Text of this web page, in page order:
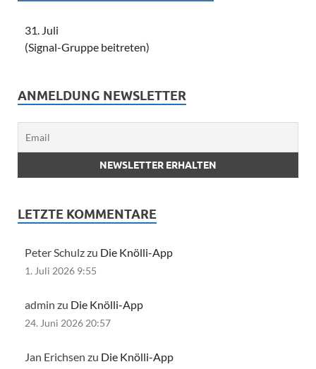
31. Juli
(Signal-Gruppe beitreten)
ANMELDUNG NEWSLETTER
LETZTE KOMMENTARE
Peter Schulz zu Die Knölli-App
1. Juli 2026 9:55
admin zu Die Knölli-App
24. Juni 2026 20:57
Jan Erichsen zu Die Knölli-App